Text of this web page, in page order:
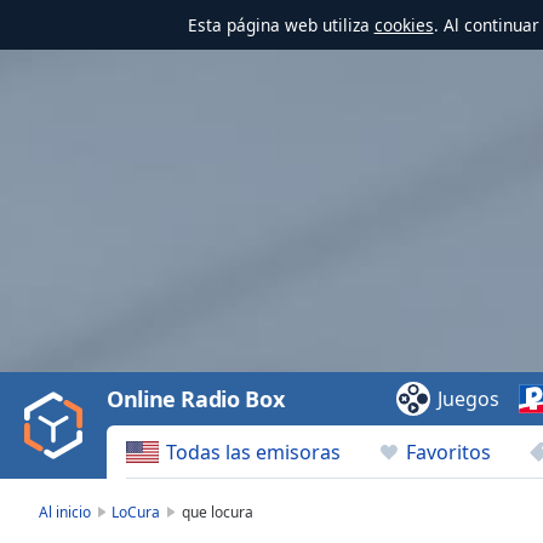
Esta página web utiliza cookies. Al
Video
Play
Backward
Skip
Todas las emisoras Favoritos
Online Radio Box Juegos
Al inicio LoCura que locura